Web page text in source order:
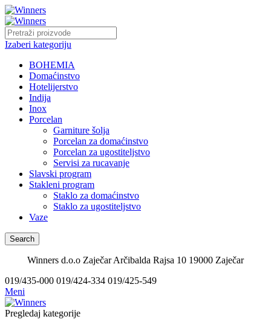
Izaberi kategoriju
BOHEMIA
Domaćinstvo
Hotelijerstvo
Indija
Inox
Porcelan
Garniture šolja
Porcelan za domaćinstvo
Porcelan za ugostiteljstvo
Servisi za rucavanje
Slavski program
Stakleni program
Staklo za domaćinstvo
Staklo za ugostiteljstvo
Vaze
Search
Winners d.o.o Zaječar Arčibalda Rajsa 10 19000 Zaječar
019/435-000 019/424-334 019/425-549
Meni
Pregledaj kategorije